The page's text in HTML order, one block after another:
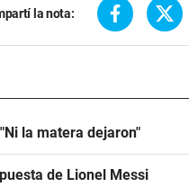
la nota:
la matera dejaron"
de Lionel Messi